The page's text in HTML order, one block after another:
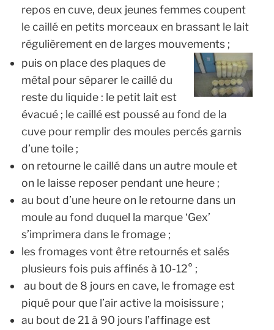
repos en cuve, deux jeunes femmes coupent
le caillé en petits morceaux en brassant le lait
régulièrement en de larges mouvements ;
puis on place des plaques de
métal pour séparer le caillé du
reste du liquide : le petit lait est
évacué ; le caillé est poussé au fond de la
cuve pour remplir des moules percés garnis
d’une toile ;
on retourne le caillé dans un autre moule et
on le laisse reposer pendant une heure ;
au bout d’une heure on le retourne dans un
moule au fond duquel la marque ‘Gex’
s’imprimera dans le fromage ;
les fromages vont être retournés et salés
plusieurs fois puis affinés à 10-12° ;
au bout de 8 jours en cave, le fromage est
piqué pour que l’air active la moisissure ;
au bout de 21 à 90 jours l’affinage est